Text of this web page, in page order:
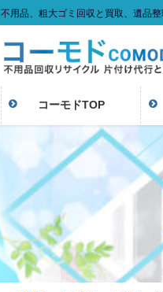
不用品、粗大ゴミ回収と買取、遺品
コーモドTOP